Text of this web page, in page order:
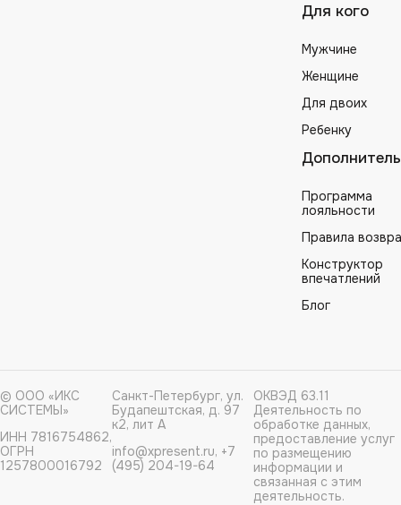
Для кого
Мужчине
Женщине
Для двоих
Ребенку
Программа
лояльности
Правила
Конструктор
впечатлений
Блог
© ООО «ИКС
СИСТЕМЫ»
ИНН 7816754862,
ОГРН
1257800016792
Санкт-Петербург, ул.
Будапештская, д. 97
к2, лит А
info@xpresent.ru, +7
(495) 204-19-64
ОКВЭД 63.11
Деятельность по
обработке данных,
предоставление услуг
по размещению
информации и
связанная с этим
деятельность.